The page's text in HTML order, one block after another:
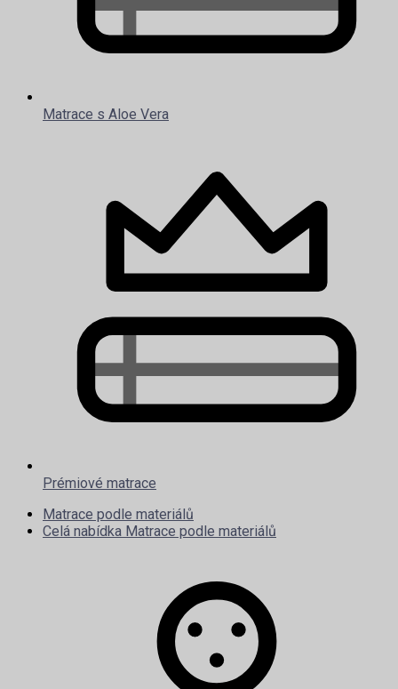
Matrace s Aloe Vera
Prémiové matrace
Matrace podle materiálů
Celá nabídka Matrace podle materiálů